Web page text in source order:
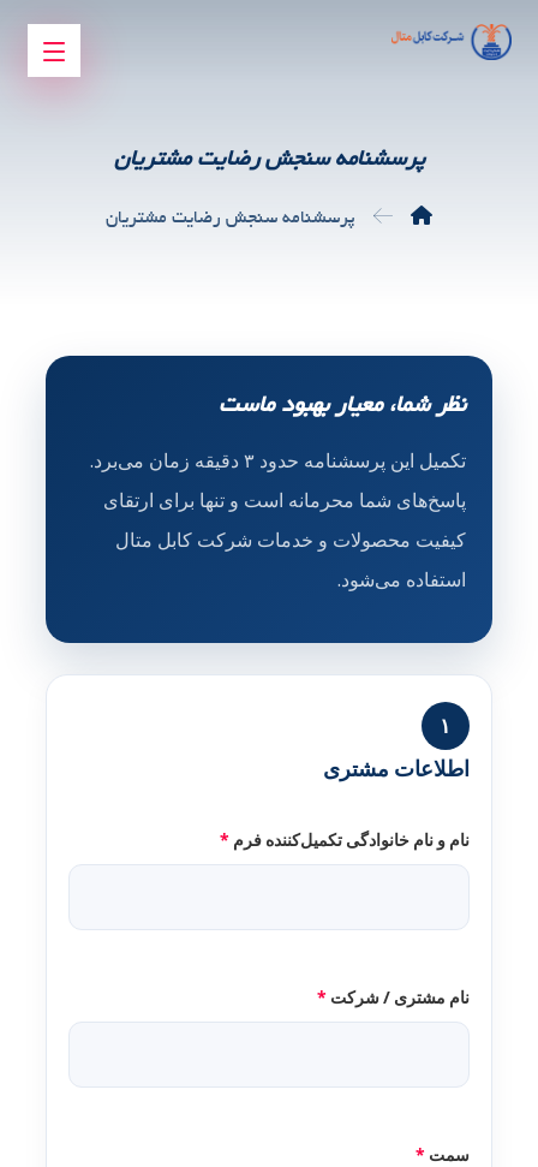
پرسشنامه سنجش رضایت مشتریان
پرسشنامه سنجش رضایت مشتریان
نظر شما، معیار بهبود ماست
تکمیل این پرسشنامه حدود ۳ دقیقه زمان می‌برد.
پاسخ‌های شما محرمانه است و تنها برای ارتقای
کیفیت محصولات و خدمات شرکت کابل متال
استفاده می‌شود.
۱
اطلاعات مشتری
نام و نام خانوادگی تکمیل‌کننده فرم *
نام مشتری / شرکت *
سمت *